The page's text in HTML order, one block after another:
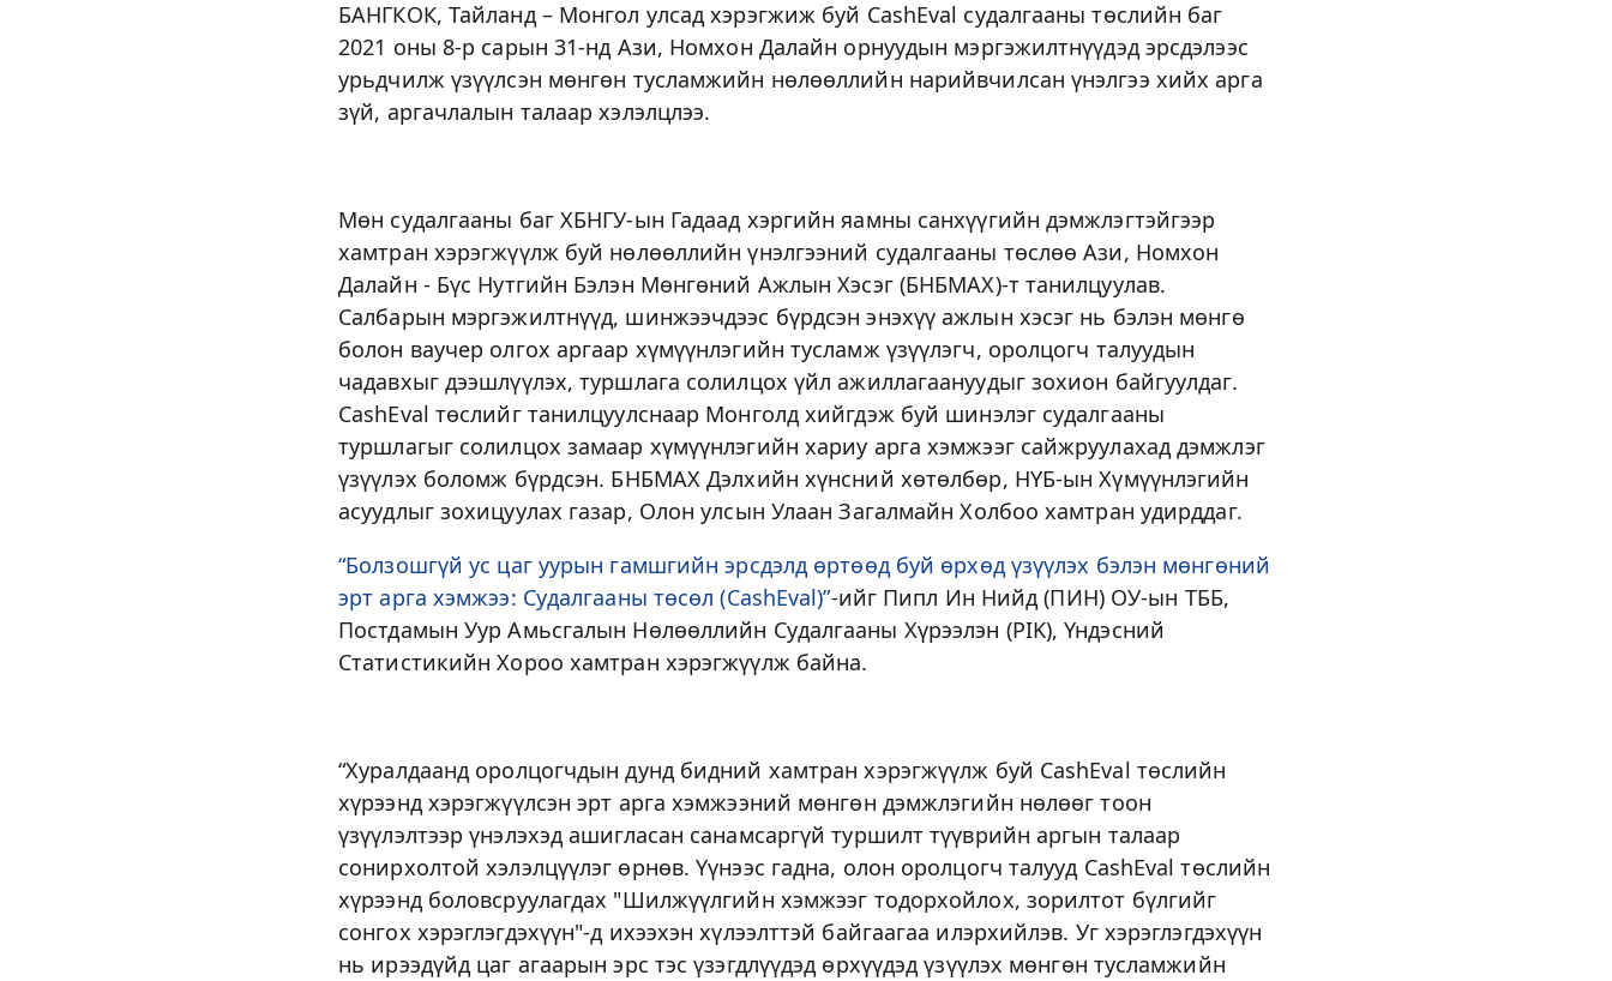
БАНГКОК, Тайланд – Монгол улсад хэрэгжиж буй CashEval судалгааны төслийн баг
2021 оны 8-р сарын 31-нд Ази, Номхон Далайн орнуудын мэргэжилтнүүдэд эрсдэлээс
урьдчилж үзүүлсэн мөнгөн тусламжийн нөлөөллийн нарийвчилсан үнэлгээ хийх арга
зүй, аргачлалын талаар хэлэлцлээ.
Мөн судалгааны баг ХБНГУ-ын Гадаад хэргийн яамны санхүүгийн дэмжлэгтэйгээр
хамтран хэрэгжүүлж буй нөлөөллийн үнэлгээний судалгааны төслөө Ази, Номхон
Далайн - Бүс Нутгийн Бэлэн Мөнгөний Ажлын Хэсэг (БНБМАХ)-т танилцуулав.
Салбарын мэргэжилтнүүд, шинжээчдээс бүрдсэн энэхүү ажлын хэсэг нь бэлэн мөнгө
болон ваучер олгох аргаар хүмүүнлэгийн тусламж үзүүлэгч, оролцогч талуудын
чадавхыг дээшлүүлэх, туршлага солилцох үйл ажиллагаануудыг зохион байгуулдаг.
CashEval төслийг танилцуулснаар Монголд хийгдэж буй шинэлэг судалгааны
туршлагыг солилцох замаар хүмүүнлэгийн хариу арга хэмжээг сайжруулахад дэмжлэг
үзүүлэх боломж бүрдсэн. БНБМАХ Дэлхийн хүнсний хөтөлбөр, НҮБ-ын Хүмүүнлэгийн
асуудлыг зохицуулах газар, Олон улсын Улаан Загалмайн Холбоо хамтран удирддаг.
“Болзошгүй ус цаг уурын гамшгийн эрсдэлд өртөөд буй өрхөд үзүүлэх бэлэн мөнгөний
эрт арга хэмжээ: Судалгааны төсөл (CashEval)”-ийг Пипл Ин Нийд (ПИН) ОУ-ын ТББ,
Постдамын Уур Амьсгалын Нөлөөллийн Судалгааны Хүрээлэн (PIK), Үндэсний
Статистикийн Хороо хамтран хэрэгжүүлж байна.
“Хуралдаанд оролцогчдын дунд бидний хамтран хэрэгжүүлж буй CashEval төслийн
хүрээнд хэрэгжүүлсэн эрт арга хэмжээний мөнгөн дэмжлэгийн нөлөөг тоон
үзүүлэлтээр үнэлэхэд ашигласан санамсаргүй туршилт түүврийн аргын талаар
сонирхолтой хэлэлцүүлэг өрнөв. Үүнээс гадна, олон оролцогч талууд CashEval төслийн
хүрээнд боловсруулагдах "Шилжүүлгийн хэмжээг тодорхойлох, зорилтот бүлгийг
сонгох хэрэглэгдэхүүн"-д ихээхэн хүлээлттэй байгаагаа илэрхийлэв. Уг хэрэглэгдэхүүн
нь ирээдүйд цаг агаарын эрс тэс үзэгдлүүдэд өрхүүдэд үзүүлэх мөнгөн тусламжийн